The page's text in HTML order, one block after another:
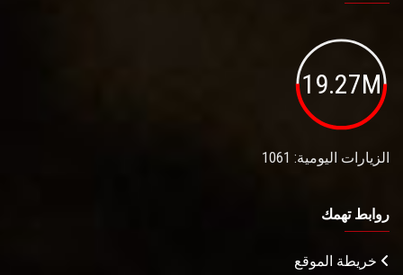
19.27M
الزيارات اليومية: 1061
روابط تهمك
خريطة الموقع